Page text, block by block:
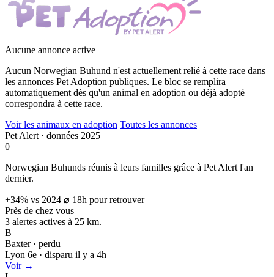
Aucune annonce active
Aucun Norwegian Buhund n'est actuellement relié à cette race dans
les annonces Pet Adoption publiques. Le bloc se remplira
automatiquement dès qu'un animal en adoption ou déjà adopté
correspondra à cette race.
Voir les animaux en adoption Toutes les annonces
Pet Alert · données 2025
0
Norwegian Buhunds réunis à leurs familles grâce à Pet Alert l'an
dernier.
+34% vs 2024 ⌀ 18h pour retrouver
Près de chez vous
3 alertes actives à 25 km.
B
Baxter · perdu
Lyon 6e · disparu il y a 4h
Voir →